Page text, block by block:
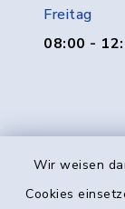
Wir weisen
Cookies
Freitag
08:00 -